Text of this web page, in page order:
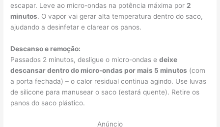
escapar. Leve ao micro-ondas na potência máxima por 2
minutos. O vapor vai gerar alta temperatura dentro do saco,
ajudando a desinfetar e clarear os panos.
Descanso e remoção:
Passados 2 minutos, desligue o micro-ondas edeixe
descansar dentro do micro-ondas por mais 5 minutos (com
a porta fechada) – o calor residual continua agindo. Use luvas
de silicone para manusear o saco (estará quente). Retire os
panos do saco plástico.
Anúncio